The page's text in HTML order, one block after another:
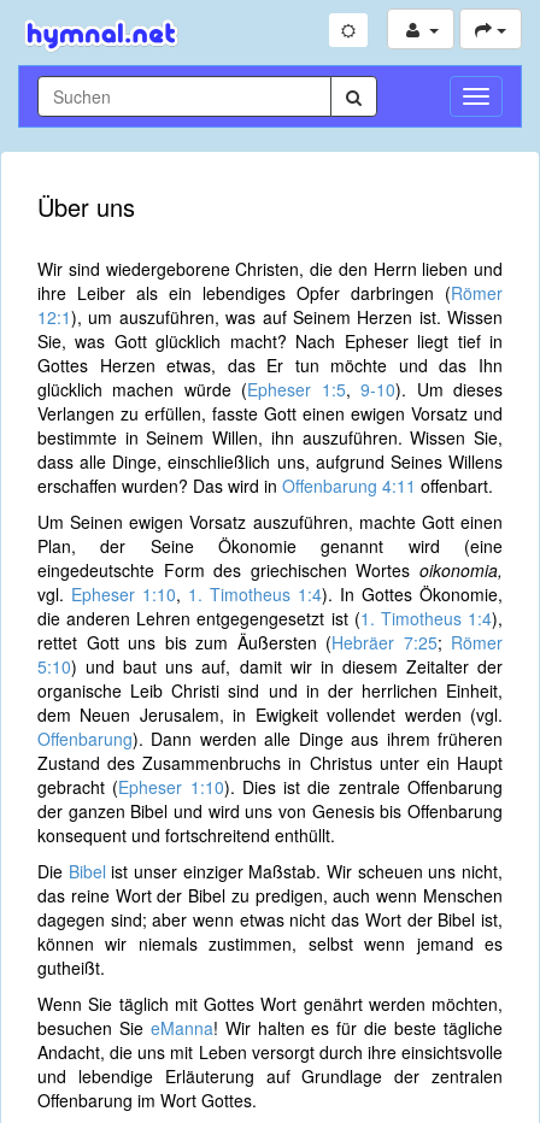
Über uns
Wir sind wiedergeborene Christen, die den Herrn lieben und
ihre Leiber als ein lebendiges Opfer darbringen (Römer
12:1), um auszuführen, was auf Seinem Herzen ist. Wissen
Sie, was Gott glücklich macht? Nach Epheser liegt tief in
Gottes Herzen etwas, das Er tun möchte und das Ihn
glücklich machen würde (Epheser 1:5,9-10). Um dieses
Verlangen zu erfüllen, fasste Gott einen ewigen Vorsatz und
bestimmte in Seinem Willen, ihn auszuführen. Wissen Sie,
dass alle Dinge, einschließlich uns, aufgrund Seines Willens
erschaffen wurden? Das wird in Offenbarung 4:11 offenbart.
Um Seinen ewigen Vorsatz auszuführen, machte Gott einen
Plan, der Seine Ökonomie genannt wird (eine
eingedeutschte Form des griechischen Wortes oikonomia,
vgl. Epheser 1:10, 1. Timotheus 1:4). In Gottes Ökonomie,
die anderen Lehren entgegengesetzt ist (1. Timotheus 1:4),
rettet Gott uns bis zum Äußersten (Hebräer 7:25; Römer
5:10) und baut uns auf, damit wir in diesem Zeitalter der
organische Leib Christi sind und in der herrlichen Einheit,
dem Neuen Jerusalem, in Ewigkeit vollendet werden (vgl.
Offenbarung). Dann werden alle Dinge aus ihrem früheren
Zustand des Zusammenbruchs in Christus unter ein Haupt
gebracht (Epheser 1:10). Dies ist die zentrale Offenbarung
der ganzen Bibel und wird uns von Genesis bis Offenbarung
konsequent und fortschreitend enthüllt.
Die Bibel ist unser einziger Maßstab. Wir scheuen uns nicht,
das reine Wort der Bibel zu predigen, auch wenn Menschen
dagegen sind; aber wenn etwas nicht das Wort der Bibel ist,
können wir niemals zustimmen, selbst wenn jemand es
gutheißt.
Wenn Sie täglich mit Gottes Wort genährt werden möchten,
besuchen Sie eManna! Wir halten es für die beste tägliche
Andacht, die uns mit Leben versorgt durch ihre einsichtsvolle
und lebendige Erläuterung auf Grundlage der zentralen
Offenbarung im Wort Gottes.